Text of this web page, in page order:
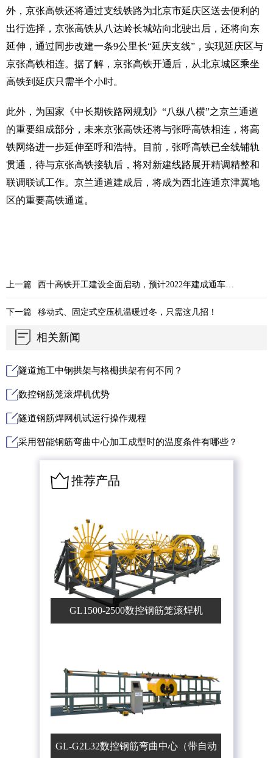
外，京张高铁还将通过支线铁路为北京市延庆区送去便利的
出行选择，京张高铁从八达岭长城站向北驶出后，还将向东
延伸，通过同步改建一条9公里长“延庆支线”，实现延庆区与
京张高铁相连。据了解，京张高铁开通后，从北京城区乘坐
高铁到延庆只需半个小时。
此外，为国家《中长期铁路网规划》“八纵八横”之京兰通道
的重要组成部分，未来京张高铁还将与张呼高铁相连，将高
铁网络进一步延伸至呼和浩特。目前，张呼高铁已全线铺轨
贯通，待与京张高铁接轨后，将对新建线路展开精调精整和
联调联试工作。京兰通道建成后，将成为西北连通京津冀地
区的重要高铁通道。
上一篇
下一篇 移动式、固定式空压机温暖过冬，只需这几招！
相关新闻
隧道施工中钢拱架与格栅拱架有何不同？
数控钢筋笼滚焊机优势
隧道钢筋焊网机试运行操作规程
采用智能钢筋弯曲中心加工成型时的温度条件有哪些？
推荐产品
GL1500-2500数控钢筋笼滚焊机
GL-G2L32数控钢筋弯曲中心（带自动